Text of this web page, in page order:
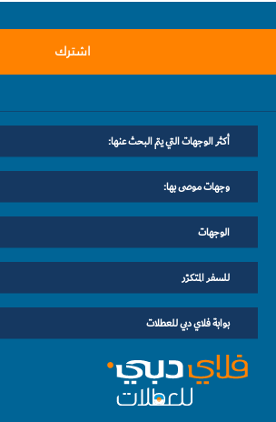
اشترك
أكثر الوجهات التي يتم البحث عنها:
وجهات موصى بها:
الوجهات
للسفر المتكرّر
بوابة فلاي دبي للعطلات